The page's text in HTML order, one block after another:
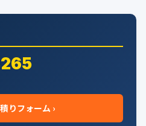
りフォーム ›